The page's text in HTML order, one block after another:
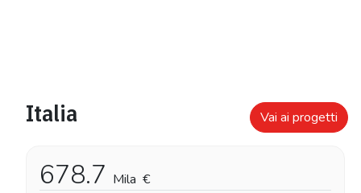
Italia Vai ai progetti
678.7 Mila €